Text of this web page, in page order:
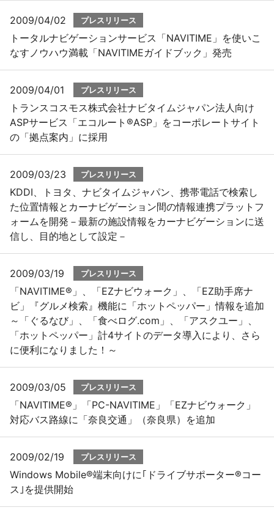
2009/04/02 プレスリリース
トータルナビゲーションサービス「NAVITIME」を使いこ
なすノウハウ満載「NAVITIMEガイドブック」発売
2009/04/01 プレスリリース
トランスコスモス株式会社ナビタイムジャパン法人向け
ASPサービス「エコルート®ASP」をコーポレートサイト
の「拠点案内」に採用
2009/03/23 プレスリリース
KDDI、トヨタ、ナビタイムジャパン、携帯電話で検索し
た位置情報とカーナビゲーション間の情報連携プラットフ
ォームを開発－最新の施設情報をカーナビゲーションに送
信し、目的地として設定－
2009/03/19 プレスリリース
「NAVITIME®」、「EZナビウォーク」、「EZ助手席ナ
ビ」『グルメ検索』機能に「ホットペッパー」情報を追加
～「ぐるなび」、「食べログ.com」、「アスクユー」、
「ホットペッパー」計4サイトのデータ導入により、さら
に便利になりました！～
2009/03/05 プレスリリース
「NAVITIME®」「PC-NAVITIME」「EZナビウォーク」
対応バス路線に「奈良交通」（奈良県）を追加
2009/02/19 プレスリリース
Windows Mobile®端末向けに｢ドライブサポーター®コー
ス｣を提供開始